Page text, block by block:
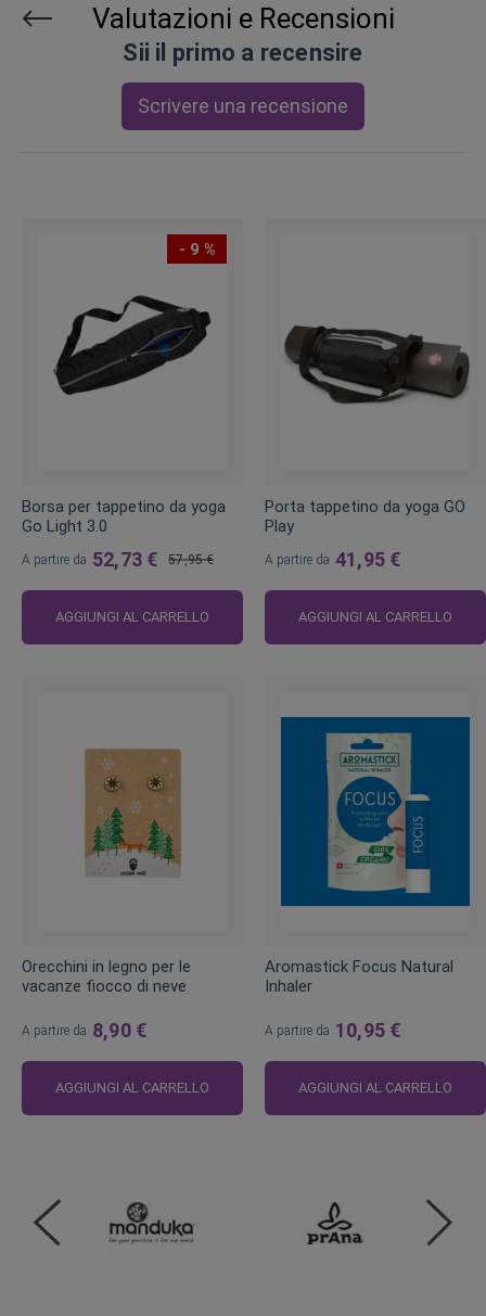
Valutazioni e Recensioni
Sii il primo a recensire
Scrivere una recensione
- 9 %
Borsa per tappetino da yoga
Go Light 3.0
A partire da 52,73 €
regolare
57,95 €
AGGIUNGI AL CARRELLO
Porta tappetino da yoga GO
Play
A partire da 41,95 €
AGGIUNGI AL CARRELLO
Orecchini in legno per le
vacanze fiocco di neve
A partire da 8,90 €
AGGIUNGI AL CARRELLO
Aromastick Focus Natural
Inhaler
A partire da 10,95 €
AGGIUNGI AL CARRELLO